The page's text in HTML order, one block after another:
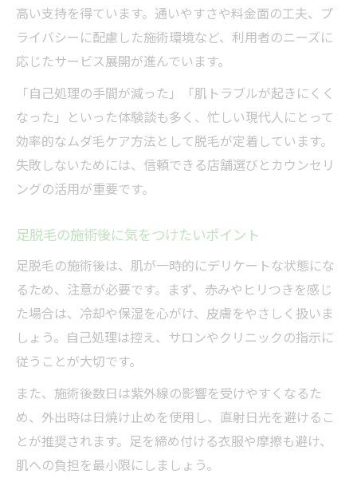
高い支持を得ています。通いやすさや料金面の工夫、プ
ライバシーに配慮した施術環境など、利用者のニーズに
応じたサービス展開が進んでいます。
「自己処理の手間が減った」「肌トラブルが起きにくく
なった」といった体験談も多く、忙しい現代人にとって
効率的なムダ毛ケア方法として脱毛が定着しています。
失敗しないためには、信頼できる店舗選びとカウンセリ
ングの活用が重要です。
足脱毛の施術後に気をつけたいポイント
足脱毛の施術後は、肌が一時的にデリケートな状態にな
るため、注意が必要です。まず、赤みやヒリつきを感じ
た場合は、冷却や保湿を心がけ、皮膚をやさしく扱いま
しょう。自己処理は控え、サロンやクリニックの指示に
従うことが大切です。
また、施術後数日は紫外線の影響を受けやすくなるた
め、外出時は日焼け止めを使用し、直射日光を避けるこ
とが推奨されます。足を締め付ける衣服や摩擦も避け、
肌への負担を最小限にしましょう。